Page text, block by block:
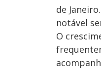
de
notável
O